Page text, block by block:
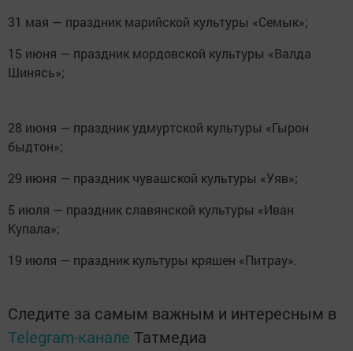
31 мая — праздник марийской культуры «Семык»;
15 июня — праздник мордовской культуры «Валда
Шинясь»;
28 июня — праздник удмуртской культуры «Гырон
быдтон»;
29 июня — праздник чувашской культуры «Уяв»;
5 июля — праздник славянской культуры «Иван
Купала»;
19 июля — праздник культуры кряшен «Питрау».
Следите за самым важным и интересным в
Telegram-канале Татмедиа